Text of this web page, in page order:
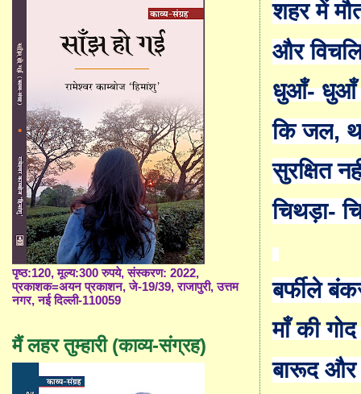
शहर में
और
धुआँ- धुआँ
कि जल,
सुरक्षित
चिथड़ा-
बर्फीले
माँकी
बारूद और
पृष्ठ:120, मूल्य:300 रुपये, संस्करण: 2022,
प्रकाशक=अयन प्रकाशन, जे-19/39, राजापुरी, उत्तम
नगर, नई दिल्ली-110059
मैं लहर तुम्हारी (काव्य-संग्रह)